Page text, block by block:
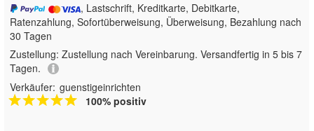
, Lastschrift, Kreditkarte, Debitkarte,
Ratenzahlung, Sofortüberweisung, Überweisung, Bezahlung nach
30 Tagen
Zustellung: Zustellung nach Vereinbarung. Versandfertig in 5 bis 7
Tagen.
Verkäufer: guenstigeinrichten
100% positiv